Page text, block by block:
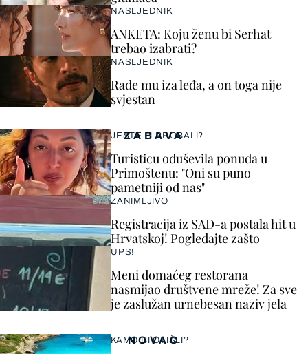
ZABAVA
JESTE LI PROBALI?
Turisticu oduševila ponuda u
Primoštenu: "Oni su puno
pametniji od nas"
ZANIMLJIVO
Registracija iz SAD-a postala hit u
Hrvatskoj! Pogledajte zašto
UPS!
Meni domaćeg restorana
nasmijao društvene mreže! Za sve
je zaslužan urnebesan naziv jela
NASLJEDNIK
ANKETA: Koju ženu bi Serhat
trebao izabrati?
NASLJEDNIK
Rade mu iza leđa, a on toga nije
svjestan
NOVAC
KAMO BI OTIŠLI?